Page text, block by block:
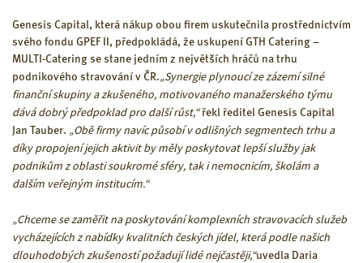
Genesis Capital, která nákup obou firem uskutečnila prostřednictvím
svého fondu GPEF II, předpokládá, že uskupení GTH Catering –
MULTI-Catering se stane jedním z největších hráčů na trhu
podnikového stravování v ČR.„Synergie plynoucí ze zázemí silné
finanční skupiny a zkušeného, motivovaného manažerského týmu
dává dobrý předpoklad pro další růst,“řekl ředitel Genesis Capital
Jan Tauber. „Obě firmy navíc působí v odlišných segmentech trhu a
díky propojení jejich aktivit by měly poskytovat lepší služby jak
podnikům z oblasti soukromé sféry, tak i nemocnicím, školám a
dalším veřejným institucím.“
„Chceme se zaměřit na poskytování komplexních stravovacích služeb
vycházejících z nabídky kvalitních českých jídel, která podle našich
dlouhodobých zkušeností požadují lidé nejčastěji,“uvedla Daria